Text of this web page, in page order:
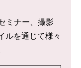
ミナー、撮影
ルを通じて様々